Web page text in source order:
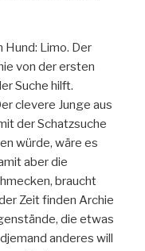
Hund: Limo. Der
von der ersten
Suche hilft.
clevere Junge aus
der Schatzsuche
würde, wäre es
aber die
braucht
Zeit finden Archie
die etwas
anderes will